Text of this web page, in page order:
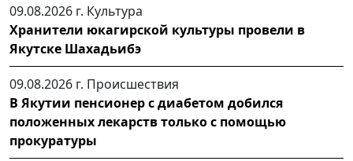
09.08.2026 г. Культура
Хранители юкагирской культуры провели в
Якутске Шахадьибэ
09.08.2026 г. Происшествия
В Якутии пенсионер с диабетом добился
положенных лекарств только с помощью
прокуратуры